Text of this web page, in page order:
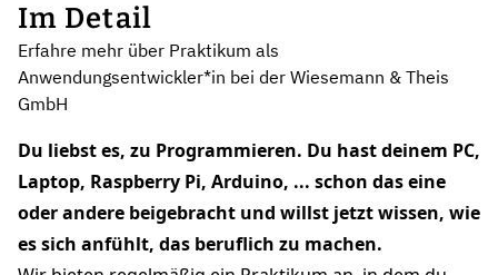
Im Detail
Erfahre mehr über Praktikum als
Anwendungsentwickler*in bei der Wiesemann & Theis
GmbH
Du liebst es, zu Programmieren. Du hast deinem PC,
Laptop, Raspberry Pi, Arduino, ... schon das eine
oder andere beigebracht und willst jetzt wissen, wie
es sich anfühlt, das beruflich zu machen.